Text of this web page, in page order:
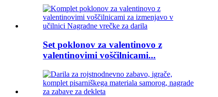
Set poklonov za valentinovo z
valentinovimi voščilnicami...